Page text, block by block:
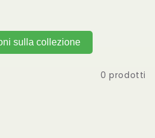
sulla collezione
0 prodotti